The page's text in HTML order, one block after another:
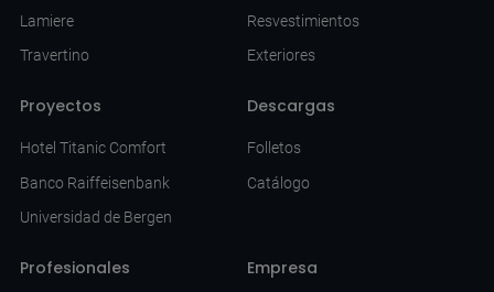
Lamiere
Travertino
Resvestimientos
Exteriores
Proyectos
Hotel Titanic Comfort
Banco Raiffeisenbank
Universidad de Bergen
Descargas
Folletos
Catálogo
Profesionales Empresa